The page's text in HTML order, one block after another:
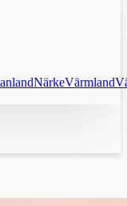
NärkeVärmland